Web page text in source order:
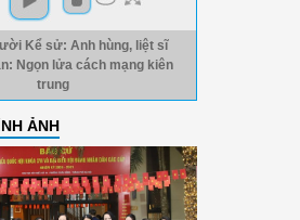
Kể sử: Anh hùng, liệt sĩ
Ngọn lửa cách mạng kiên
trung
ẢNH